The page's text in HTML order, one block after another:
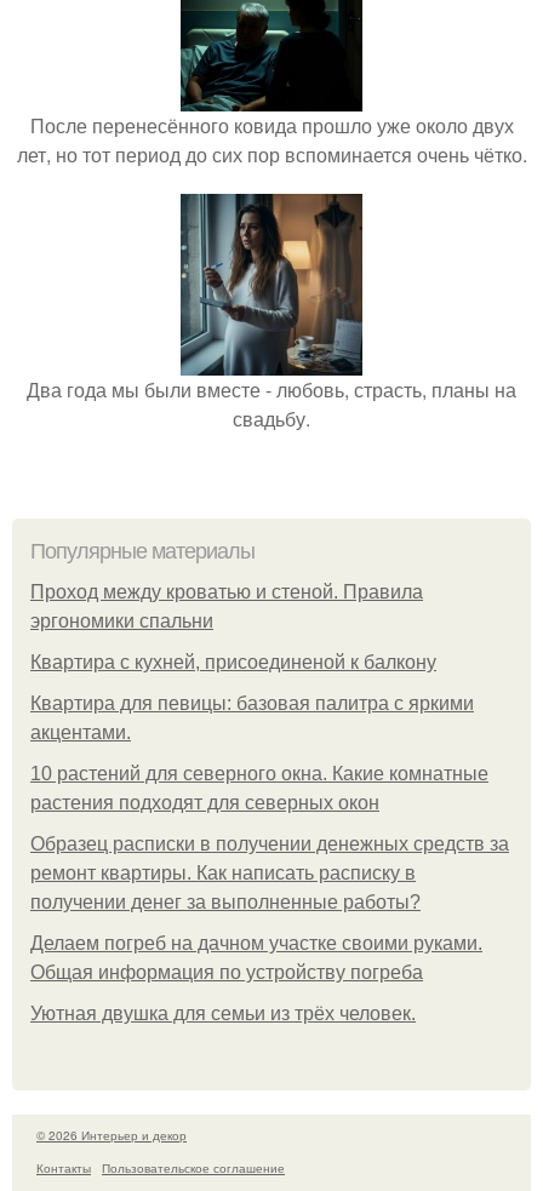
После перенесённого ковида прошло уже около двух
лет, но тот период до сих пор вспоминается очень чётко.
Два года мы были вместе - любовь, страсть, планы на
свадьбу.
Популярные материалы
Проход между кроватью и стеной. Правила
эргономики спальни
Квартира с кухней, присоединеной к балкону
Квартира для певицы: базовая палитра с яркими
акцентами.
10 растений для северного окна. Какие комнатные
растения подходят для северных окон
Образец расписки в получении денежных средств за
ремонт квартиры. Как написать расписку в
получении денег за выполненные работы?
Делаем погреб на дачном участке своими руками.
Общая информация по устройству погреба
Уютная двушка для семьи из трёх человек.
© 2026 Интерьер и декор
Контакты
Пользовательское соглашение